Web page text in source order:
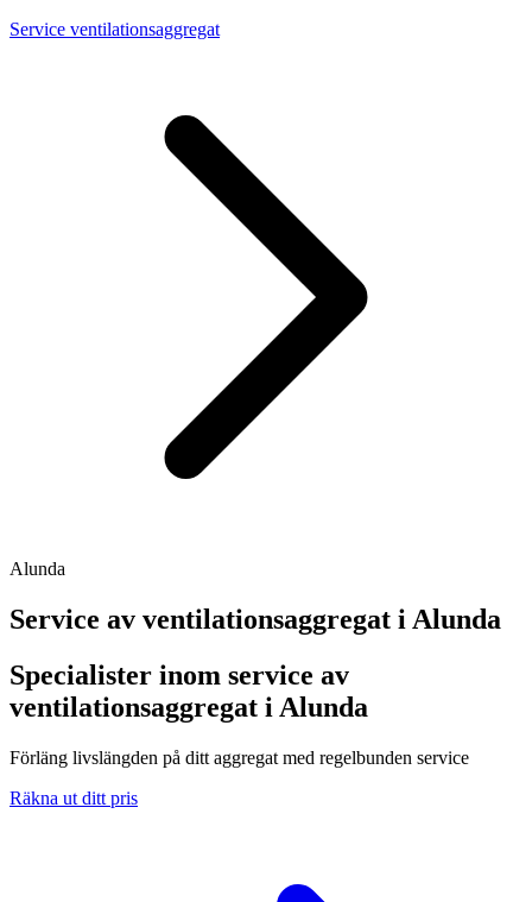
Service ventilationsaggregat
Alunda
Service av ventilationsaggregat i Alunda
Specialister inom service av
ventilationsaggregat i Alunda
Förläng livslängden på ditt aggregat med regelbunden service
Räkna ut ditt pris